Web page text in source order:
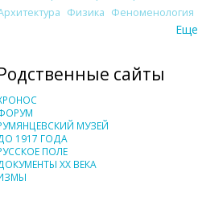
Физика Феноменология
Еще
сайты
МУЗЕЙ
1917 ГОДА
ПОЛЕ
XX ВЕКА